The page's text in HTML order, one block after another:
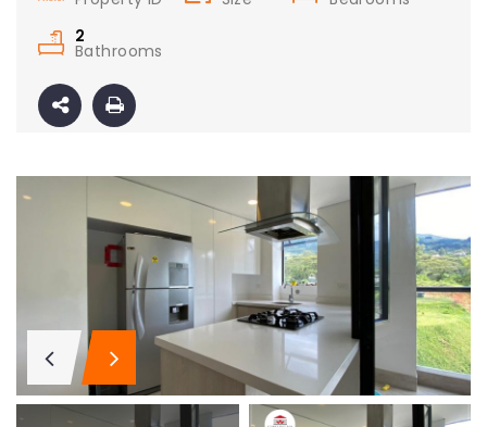
2
Bathrooms
El Poblado, Medellín Medellín, Antioquia